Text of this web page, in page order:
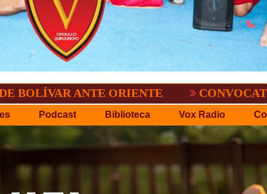
ANTE ORIENTE CONVOCATORIA DEL
Podcast Biblioteca Vox Radio